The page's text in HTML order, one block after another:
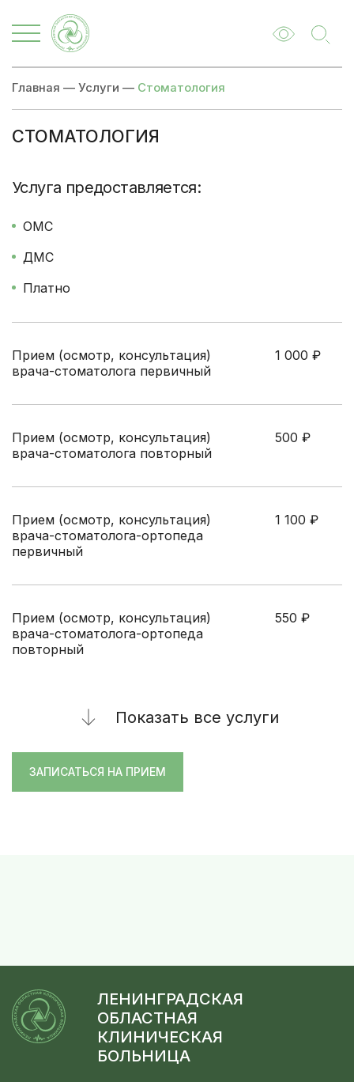
Главная — Услуги — Стоматология
СТОМАТОЛОГИЯ
Цены Записаться
Услуга предоставляется:
ОМС
ДМС
Платно
Прием (осмотр, консультация)
врача-стоматолога первичный
1 000 ₽
Прием (осмотр, консультация)
врача-стоматолога повторный
500 ₽
Прием (осмотр, консультация)
врача-стоматолога-ортопеда
первичный
1 100 ₽
Прием (осмотр, консультация)
врача-стоматолога-ортопеда
повторный
550 ₽
Показать все услуги
ЗАПИСАТЬСЯ НА ПРИЕМ
ЛЕНИНГРАДСКАЯ
ОБЛАСТНАЯ
КЛИНИЧЕСКАЯ
БОЛЬНИЦА